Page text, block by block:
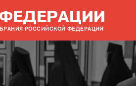
РОССИЙСКОЙ ФЕДЕРАЦИИ